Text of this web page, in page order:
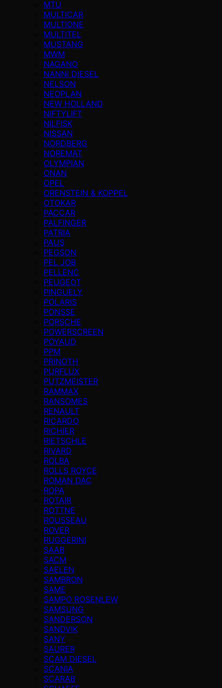
MTU
MULTICAR
MULTIONE
MULTITEL
MUSTANG
MWM
NAGANO
NANNI DIESEL
NELSON
NEOPLAN
NEW HOLLAND
NIFTYLIFT
NILFISK
NISSAN
NORDBERG
NOREMAT
OLYMPIAN
ONAN
OPEL
ORENSTEIN & KOPPEL
OTOKAR
PACCAR
PALFINGER
PATRIA
PAUS
PEGSON
PEL JOB
PELLENC
PEUGEOT
PINGUELY
POLARIS
PONSSE
PORSCHE
POWERSCREEN
POYAUD
PPM
PRINOTH
PURFLUX
PUTZMEISTER
RAMMAX
RANSOMES
RENAULT
RICARDO
RICHIER
RIETSCHLE
RIVARD
ROLBA
ROLLS ROYCE
ROMAN DAC
ROPA
ROTAIR
ROTTNE
ROUSSEAU
ROVER
RUGGERINI
SAAB
SACM
SAELEN
SAMBRON
SAME
SAMPO ROSENLEW
SAMSUNG
SANDERSON
SANDVIK
SANY
SAURER
SCAM DIESEL
SCANIA
SCARAB